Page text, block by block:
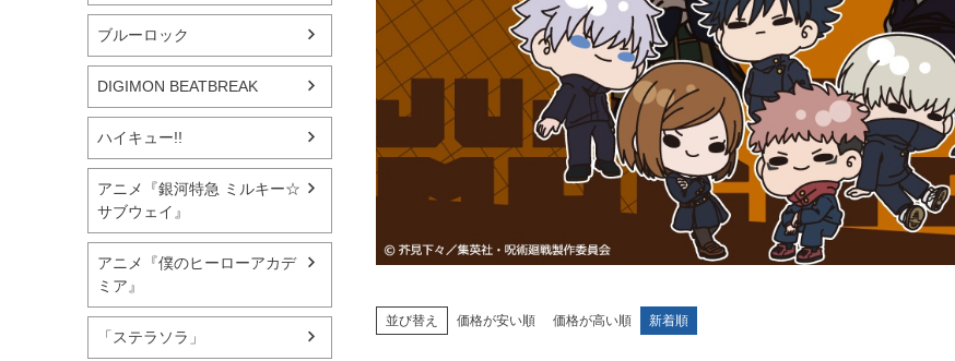
ブルーロック
DIGIMON BEATBREAK
ハイキュー!!
アニメ『銀河特急 ミルキー☆
サブウェイ』
アニメ『僕のヒーローアカデ
ミア』
「ステラソラ」
並び替え 価格が安い順 価格が高い順 新着順